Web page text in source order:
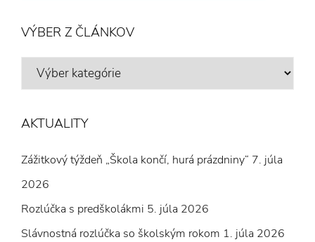
VÝBER Z ČLÁNKOV
VÝBER
AKTUALITY
Zážitkový týždeň „Škola končí, hurá prázdniny“ 7. júla
2026
Rozlúčka s predškolákmi 5. júla 2026
Slávnostná rozlúčka so školským rokom 1. júla 2026